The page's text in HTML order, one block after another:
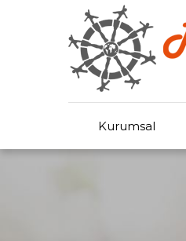
Kurumsal